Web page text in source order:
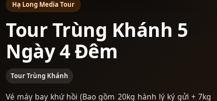
Hạ Long Media Tour
Tour Trùng Khánh 5
Ngày 4 Đêm
Tour Trùng Khánh
Vé máy bay khứ hồi (Bao gồm 20kg hành lý ký gửi + 7kg